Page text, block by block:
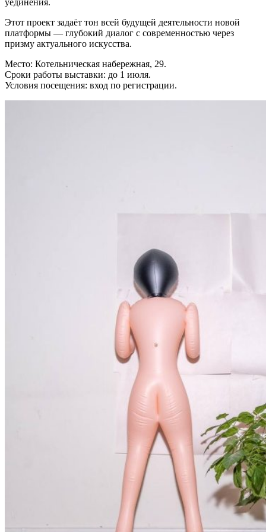
Этот проект задаёт тон всей будущей деятельности новой
платформы — глубокий диалог с современностью через
призму актуального искусства.
Место: Котельническая набережная, 29.
Сроки работы выставки: до 1 июля.
Условия посещения: вход по регистрации.